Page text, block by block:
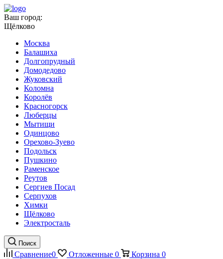
Ваш город:
Щёлково
Москва
Балашиха
Долгопрудный
Домодедово
Жуковский
Коломна
Королёв
Красногорск
Люберцы
Мытищи
Одинцово
Орехово-Зуево
Подольск
Пушкино
Раменское
Реутов
Сергиев Посад
Серпухов
Химки
Щёлково
Электросталь
Поиск
Сравнение0 Отложенные 0 Корзина 0